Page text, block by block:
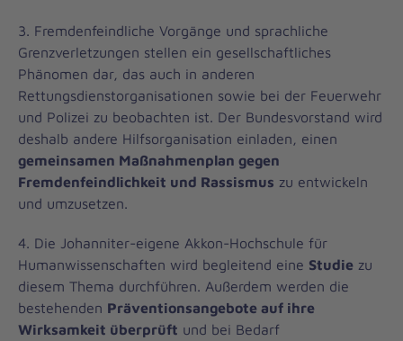
3. Fremdenfeindliche Vorgänge und sprachliche
Grenzverletzungen stellen ein gesellschaftliches
Phänomen dar, das auch in anderen
Rettungsdienstorganisationen sowie bei der Feuerwehr
und Polizei zu beobachten ist. Der Bundesvorstand wird
deshalb andere Hilfsorganisation einladen, einen
gemeinsamen Maßnahmenplan gegen
Fremdenfeindlichkeit und Rassismus zu entwickeln
und umzusetzen.
4. Die Johanniter-eigene Akkon-Hochschule für
Humanwissenschaften wird begleitend eine Studie zu
diesem Thema durchführen. Außerdem werden die
bestehenden Präventionsangebote auf ihre
Wirksamkeit überprüft und bei Bedarf